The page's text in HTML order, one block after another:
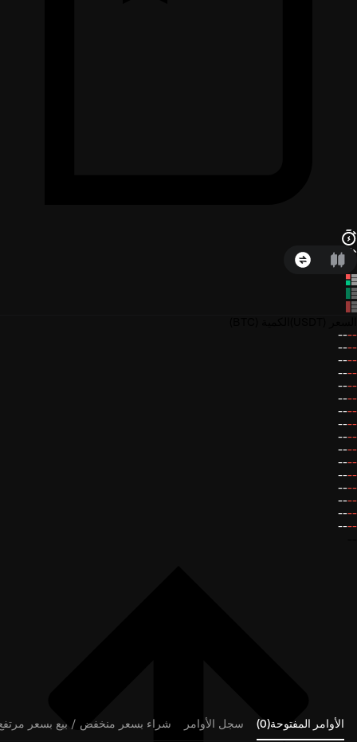
--
--
--
--
--
--
--
--
--
--
--
--
--
--
--
--
--
--
--
--
--
--
--
--
--
--
--
--
--
--
--
--
الأوامر المفتوحة(0) سجل الأوامر
شراء بسعر منخفض / بيع بسعر مرتفع